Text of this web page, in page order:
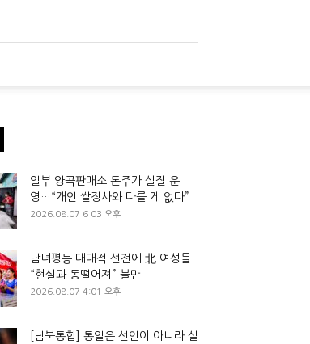
일부 양곡판매소 돈주가 실질 운
영…“개인 쌀장사와 다를 게 없다”
2026.08.07 6:03 오후
남녀평등 대대적 선전에 北 여성들
“현실과 동떨어져” 불만
2026.08.07 4:01 오후
[남북통합] 통일은 선언이 아니라 실